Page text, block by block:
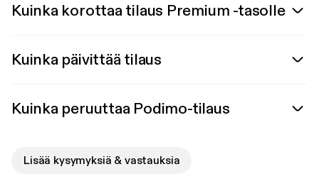
Kuinka korottaa tilaus Premium -tasolle
Kuinka päivittää tilaus
Kuinka peruuttaa Podimo-tilaus
Lisää kysymyksiä & vastauksia